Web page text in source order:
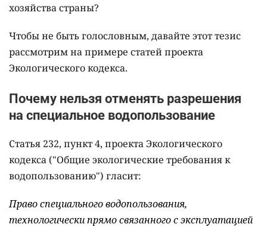
хозяйства страны?
Чтобы не быть голословным, давайте этот тезис
рассмотрим на примере статей проекта
Экологического кодекса.
Почему нельзя отменять разрешения
на специальное водопользование
Статья 232, пункт 4, проекта Экологического
кодекса ("Общие экологические требования к
водопользованию") гласит:
Право специального водопользования,
технологически прямо связанного с эксплуатацией